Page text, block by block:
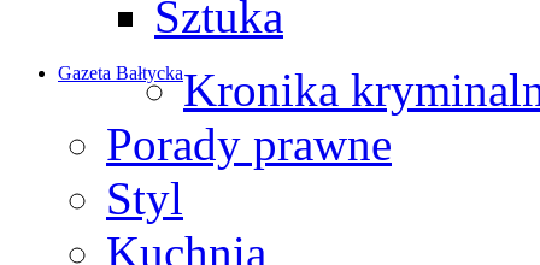
Sztuka
Gazeta BałtyckaKronika
Porady prawne
Styl
Kuchnia